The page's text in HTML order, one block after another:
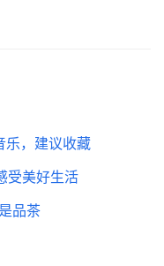
乐，建议收藏
受美好生活
品茶